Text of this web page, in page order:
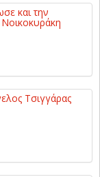
και την
Τσιγγάρας